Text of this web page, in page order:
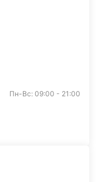
Пн-Вс: 09:00 - 21:00